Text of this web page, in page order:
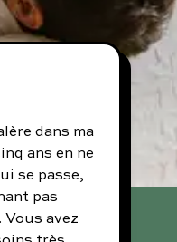
dans ma
ans en ne
se passe,
pas
avez
Je